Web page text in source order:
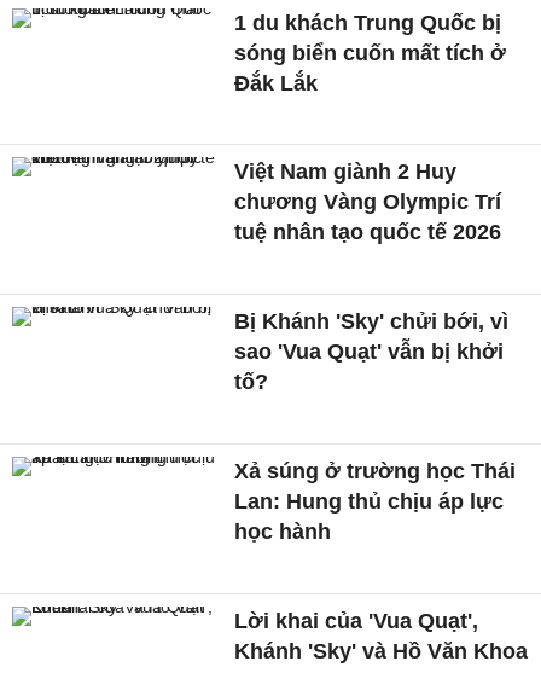
1 du khách Trung Quốc bị
sóng biển cuốn mất tích ở
Đắk Lắk
Việt Nam giành 2 Huy
chương Vàng Olympic Trí
tuệ nhân tạo quốc tế 2026
Bị Khánh 'Sky' chửi bới, vì
sao 'Vua Quạt' vẫn bị khởi
tố?
Xả súng ở trường học Thái
Lan: Hung thủ chịu áp lực
học hành
Lời khai của 'Vua Quạt',
Khánh 'Sky' và Hồ Văn Khoa